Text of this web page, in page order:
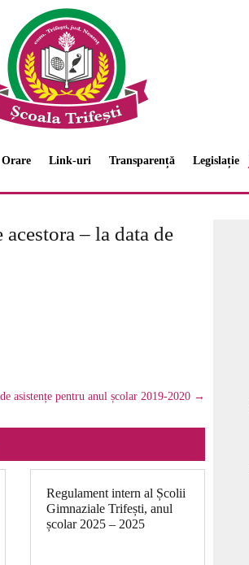
Orare Link-uri Transparență Legislație
– la data de
asistențe pentru anul școlar 2019-2020 →
Regulament intern al Școlii
Gimnaziale Trifești, anul
școlar 2025 – 2025